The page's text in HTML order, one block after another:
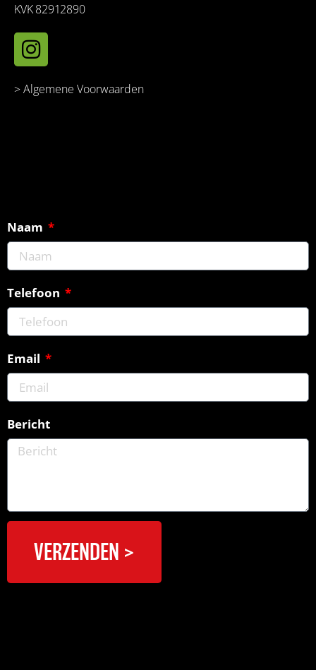
KVK 82912890
> Algemene Voorwaarden
Naam
Telefoon
Email
Bericht
VERZENDEN >